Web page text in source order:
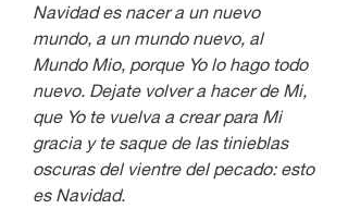
Navidad es nacer a un nuevo
mundo, a un mundo nuevo, al
Mundo Mio, porque Yo lo hago todo
nuevo. Dejate volver a hacer de Mi,
que Yo te vuelva a crear para Mi
gracia y te saque de las tinieblas
oscuras del vientre del pecado: esto
es Navidad.